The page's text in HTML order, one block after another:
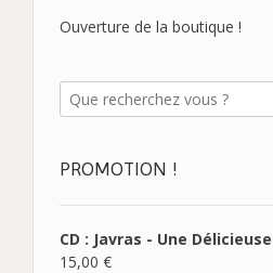
Ouverture de la boutique !
PROMOTION !
CD : Javras - Une
15,00 €